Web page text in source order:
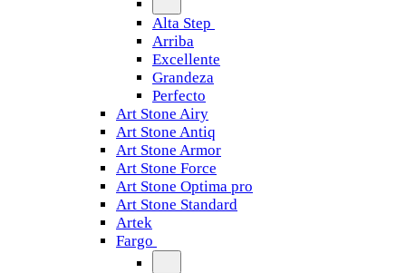
Alta Step
Arriba
Excellente
Grandeza
Perfecto
Art Stone Airy
Art Stone Antiq
Art Stone Armor
Art Stone Force
Art Stone Optima pro
Art Stone Standard
Artek
Fargo